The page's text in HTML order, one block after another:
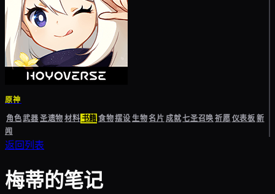
原神
角色武器圣遗物材料书籍食物摆设生物名片成就七圣召唤祈愿仪表板新
闻
返回列表
梅蒂的笔记